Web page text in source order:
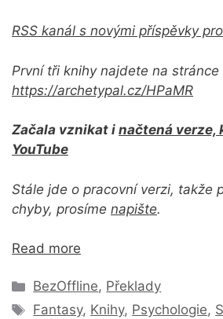
RSS kanál s novými příspěvky
První tři knihy najdete na stránce
https://archetypal.cz/HPaMR
Začala vznikat i načtená verze,
YouTube
Stále jde o pracovní verzi, takže
chyby, prosíme napište.
Read more
Rubriky
BezOffline, Překlady
Štítky
Fantasy, Knihy, Psychologie,